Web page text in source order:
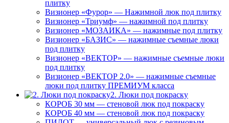
плитку
Визионер «Фурор» — Нажимной люк под плитку
Визионер «Триумф» — нажимной под плитку
Визионер «МОЗАИКА» — нажимные под плитку
Визионер «БАЗИС» — нажимные съемные люки
под плитку
Визионер «ВЕКТОР» — нажимные съемные люки
под плитку
Визионер «ВЕКТОР 2.0» — нажимные съемные
люки под плитку ПРЕМИУМ класса
2. Люки под покраску
КОРОБ 30 мм — стеновой люк под покраску
КОРОБ 40 мм — стеновой люк под покраску